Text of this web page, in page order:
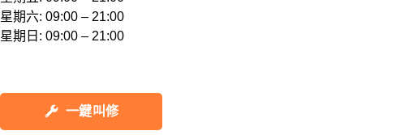
星期六: 09:00 – 21:00
一鍵叫修